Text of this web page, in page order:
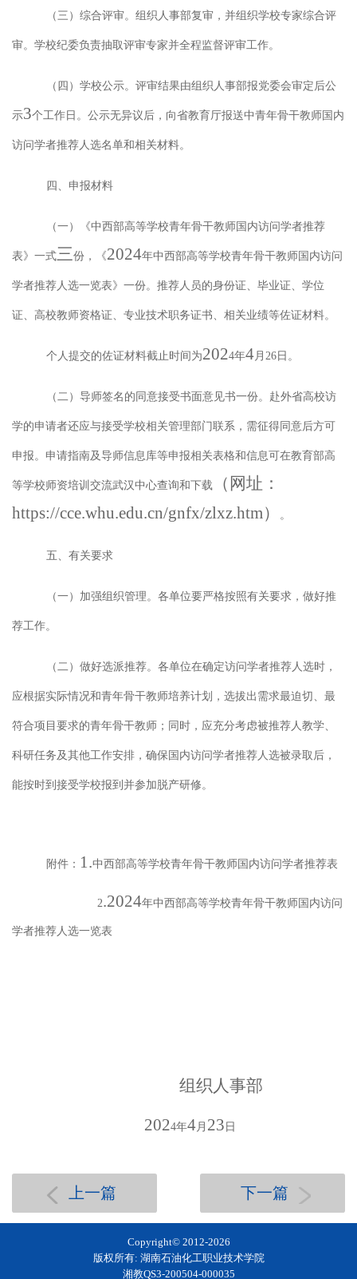
（三）综合评审。 组织人事部复审，并组织学校专家综合评
审。学校纪委负责抽取评审专家并全程监督评审工作。
（四）学校公示。 评审结果由组织人事部报党委会审定后公
示3个工作日。公示无异议后，向省教育厅报送中青年骨干教师国内
访问学者推荐人选名单和相关材料。
四、申报材料
（一） 《中西部高等学校青年骨干教师国内访问学者推荐
表》一式三份，《2024年中西部高等学校青年骨干教师国内访问
学者推荐人选一览表》一份。推荐人员的身份证、毕业证、学位
证、高校教师资格证、专业技术职务证书、相关业绩等佐证材料。
个人提交的佐证材料截止时间为2024年4月 26 日。
（二） 导师签名的同意接受书面意见书一份。赴外省高校访
学的申请者还应与接受学校相关管理部门联系，需征得同意后方可
申报。申请指南及导师信息库等申报相关表格和信息可在教育部高
等学校师资培训交流武汉中心查询和下载
（网址：
https://cce.whu.edu.cn/gnfx/zlxz.htm） 。
五、有关要求
（一）加强组织管理。 各单位要严格按照有关要求，做好推
荐工作。
（二）做好选派推荐。 各单位在确定访问学者推荐人选时，
应根据实际情况和青年骨干教师培养计划，选拔出需求最迫切、最
符合项目要求的青年骨干教师；同时，应充分考虑被推荐人教学、
科研任务及其他工作安排，确保国内访问学者推荐人选被录取后，
能按时到接受学校报到并参加脱产研修。
附件： 1.中西部高等学校青年骨干教师国内访问学者推荐表
2.2024年中西部高等学校青年骨干教师国内访问
学者推荐人选一览表
组织人事部
2024年4月 23 日
上一篇 下一篇
Copyright© 2012-2026
版权所有: 湖南石油化工职业技术学院
湘教QS3-200504-000035